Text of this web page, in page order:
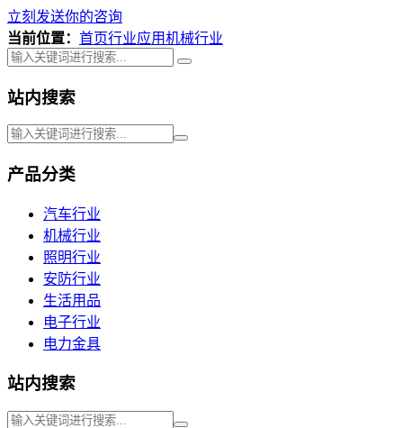
立刻发送你的咨询
当前位置： 首页行业应用机械行业
站内搜索
产品分类
汽车行业
机械行业
照明行业
安防行业
生活用品
电子行业
电力金具
站内搜索